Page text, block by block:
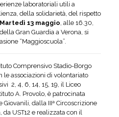
laboratoriali utili a
della solidarietà, del rispetto
Martedì 13 maggio, alle 16.30,
Gran Guardia a Verona, si
“Maggioscuola”.
Comprensivo Stadio-Borgo
le associazioni di volontariato
2, 4, 6, 14, 15, 19, il Liceo
A. Provolo, è patrocinata
Giovanili, dalla IIIª Circoscrizione
UST12 e realizzata con il